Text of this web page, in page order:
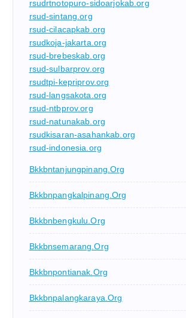
rsudrtnotopuro-sidoarjokab.org
rsud-sintang.org
rsud-cilacapkab.org
rsudkoja-jakarta.org
rsud-brebeskab.org
rsud-sulbarprov.org
rsudtpi-kepriprov.org
rsud-langsakota.org
rsud-ntbprov.org
rsud-natunakab.org
rsudkisaran-asahankab.org
rsud-indonesia.org
Bkkbntanjungpinang.org
Bkkbnpangkalpinang.org
Bkkbnbengkulu.org
Bkkbnsemarang.org
Bkkbnpontianak.org
Bkkbnpalangkaraya.org